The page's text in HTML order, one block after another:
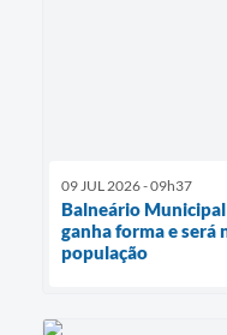
09 JUL 2026 - 09h37
Balneário
ganha forma e será
população